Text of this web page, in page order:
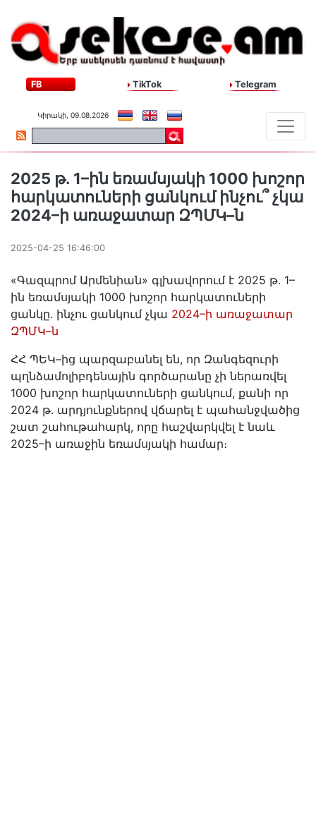
FB TikTok Telegram
Կիրակի, 09.08.2026
2025 թ. 1–ին եռամսյակի 1000 խոշոր
հարկատուների ցանկում ինչու՞ չկա
2024–ի առաջատար ԶՊՄԿ–ն
2025-04-25 16:46:00
«Գազպրոմ Արմենիան» գլխավորում է 2025 թ. 1–
ին եռամսյակի 1000 խոշոր հարկատուների
ցանկը. ինչու ցանկում չկա 2024–ի առաջատար
ԶՊՄԿ–ն
ՀՀ ՊԵԿ–ից պարզաբանել են, որ Զանգեզուրի
պղնձամոլիբդենային գործարանը չի ներառվել
1000 խոշոր հարկատուների ցանկում, քանի որ
2024 թ. արդյունքներով վճարել է պահանջվածից
շատ շահութահարկ, որը հաշվարկվել է նաև
2025–ի առաջին եռամսյակի համար։